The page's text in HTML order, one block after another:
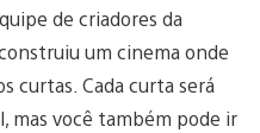
de criadores da
um cinema onde
curtas. Cada curta será
mas você também pode ir